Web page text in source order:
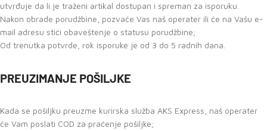
utvrđuje da li je traženi artikal dostupan i spreman za isporuku.
Nakon obrade porudžbine, pozvaće Vas naš operater ili će na Vašu e-
mail adresu stići obaveštenje o statusu porudžbine;
Od trenutka potvrde, rok isporuke je od 3 do 5 radnih dana.
PREUZIMANJE POŠILJKE
Kada se pošiljku preuzme kurirska služba AKS Express, naš operater
će Vam poslati COD za praćenje pošiljke;